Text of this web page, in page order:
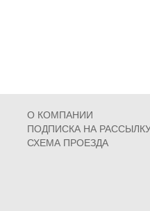
О КОМПАНИИ
ПОДПИСКА НА
СХЕМА ПРОЕЗДА